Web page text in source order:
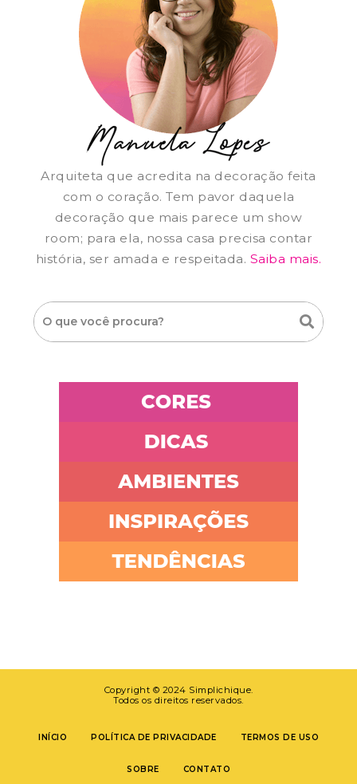
Arquiteta que acredita na decoração feita
com o coração. Tem pavor daquela
decoração que mais parece um show
room; para ela, nossa casa precisa contar
história, ser amada e respeitada. Saiba mais.
Copyright © 2024 Simplichique.
Todos os direitos reservados.
INÍCIO POLÍTICA DE PRIVACIDADE TERMOS DE USO
SOBRE CONTATO